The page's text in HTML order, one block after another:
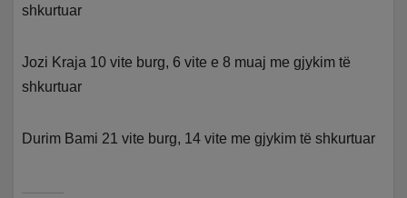
shkurtuar
Jozi Kraja 10 vite burg, 6 vite e 8 muaj me gjykim të
shkurtuar
Durim Bami 21 vite burg, 14 vite me gjykim të shkurtuar